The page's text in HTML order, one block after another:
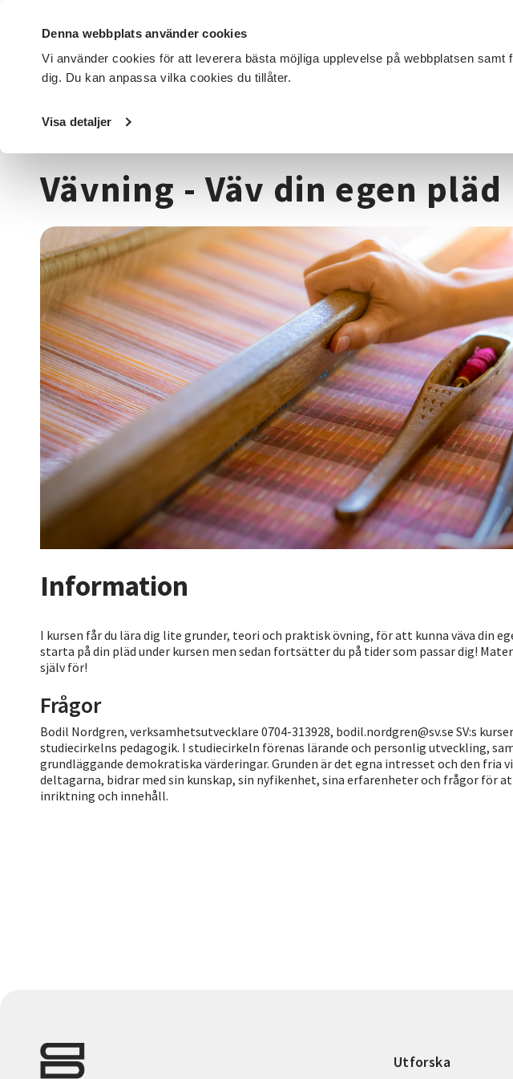
Denna webbplats använder cookies
Vi använder cookies för att leverera bästa möjliga upplevelse på webbplatsen
dig. Du kan anpassa vilka cookies du tillåter.
Visa detaljer
DET HÄR GÖR VI FÖR DIG SOM SÖK KURSER OCH EVENEMANG
Startsida / Kurser och evenemang
Vävning - Väv din egen pläd
Information
I kursen får du lära dig lite grunder, teori och praktisk övning, för att kunna väva din
starta på din pläd under kursen men sedan fortsätter du på tider som passar dig!
själv för!
Frågor
Bodil Nordgren, verksamhetsutvecklare 0704-313928, bodil.nordgren@sv.se SV:s
studiecirkelns pedagogik. I studiecirkeln förenas lärande och personlig utveckling,
grundläggande demokratiska värderingar. Grunden är det egna intresset och den fria
deltagarna, bidrar med sin kunskap, sin nyfikenhet, sina erfarenheter och frågor för
inriktning och innehåll.
Utforska